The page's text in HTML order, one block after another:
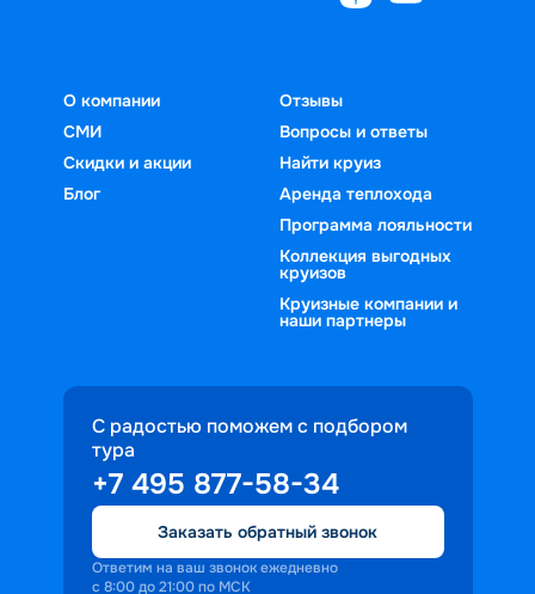
О компании
СМИ
Скидки и акции
Блог
Отзывы
Вопросы и ответы
Найти круиз
Аренда теплохода
Программа лояльности
Коллекция выгодных
круизов
Круизные компании и
наши партнеры
С радостью поможем с подбором
тура
+7 495 877-58-34
Заказать обратный звонок
Ответим на ваш звонок ежедневно
с 8:00 до 21:00 по МСК